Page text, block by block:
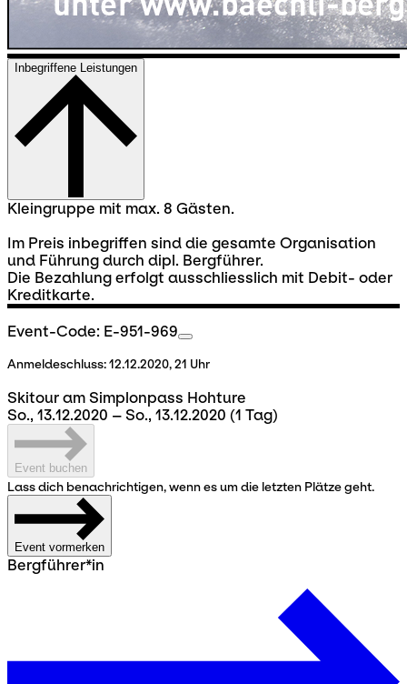
Inbegriffene Leistungen
Kleingruppe mit max. 8 Gästen.
Im Preis inbegriffen sind die gesamte Organisation
und Führung durch dipl. Bergführer.
Die Bezahlung erfolgt ausschliesslich mit Debit- oder
Kreditkarte.
Event-Code: E-951-969
Anmeldeschluss:12.12.2020, 21 Uhr
Skitour am Simplonpass Hohture
So., 13.12.2020 – So., 13.12.2020 (1 Tag)
Event buchen
Lass dich benachrichtigen, wenn es um die letzten Plätze geht.
Event vormerken
Bergführer*in